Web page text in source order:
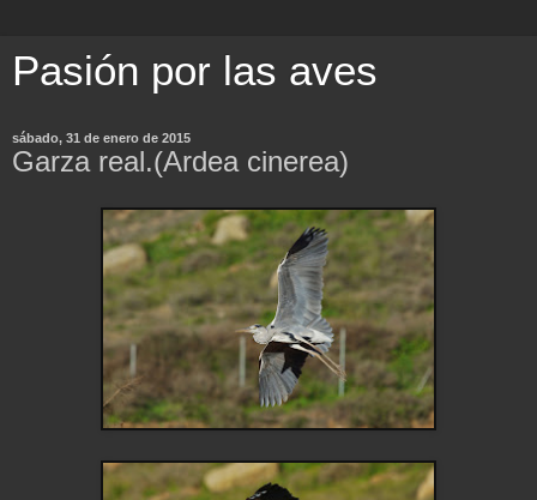
Pasión por las aves
sábado, 31 de enero de 2015
Garza real.(Ardea cinerea)